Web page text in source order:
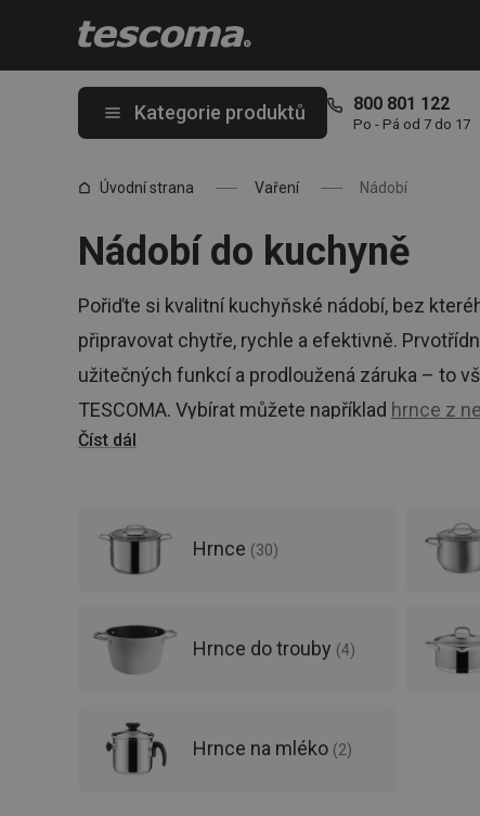
Kategorie produktů 800 801 122
Po - Pá od 7 do 17
Úvodní strana Vaření Nádobí
Nádobí do kuchyně
Pořiďte si kvalitní kuchyňské nádobí, bez
připravovat chytře, rychle a efektivně.
užitečných funkcí a prodloužená záruka – to
TESCOMA. Vybírat můžete například hrnce z
nepřehlédněte ani
Číst dál
Hrnce (30)
Hrnce do trouby (4)
Hrnce na mléko (2)